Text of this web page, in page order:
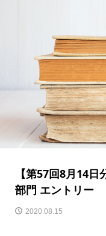
【第57回8月14
部門 エントリー
2020.08.15